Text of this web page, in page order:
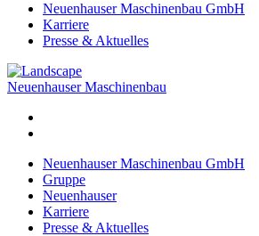
Neuenhauser Maschinenbau GmbH
Karriere
Presse & Aktuelles
Neuenhauser Maschinenbau
Neuenhauser Maschinenbau GmbH
Gruppe
Neuenhauser
Karriere
Presse & Aktuelles